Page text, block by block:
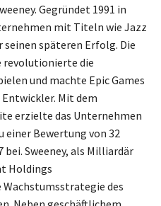
Gegründet 1991 in
mit Titeln wie Jazz
späteren Erfolg. Die
revolutionierte die
und machte Epic Games
Mit dem
erzielte das Unternehmen
einer Bewertung von 32
Sweeney, als Milliardär
Holdings
des